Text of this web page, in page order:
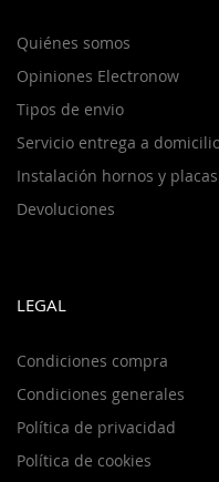
Quiénes somos
Opiniones Electronow
Tipos de envio
Servicio entrega a
Instalación hornos y placas
Devoluciones
LEGAL
Condiciones compra
Condiciones generales
Política de privacidad
Política de cookies